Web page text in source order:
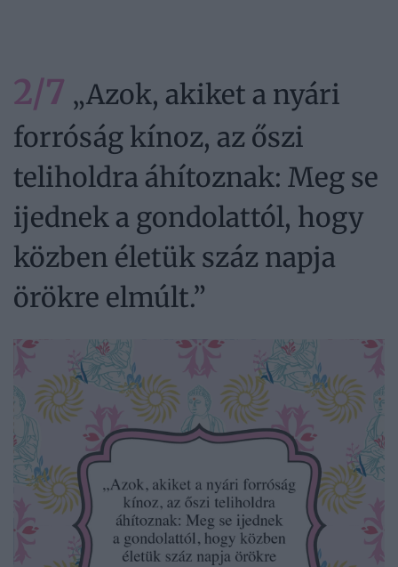
2/7 „Azok, akiket a nyári
forróság kínoz, az őszi
teliholdra áhítoznak: Meg se
ijednek a gondolattól, hogy
közben életük száz napja
örökre elmúlt.”